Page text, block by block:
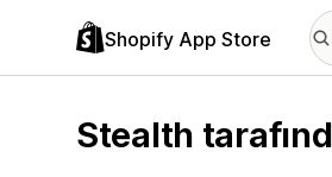
Shopify App Store
Stealth